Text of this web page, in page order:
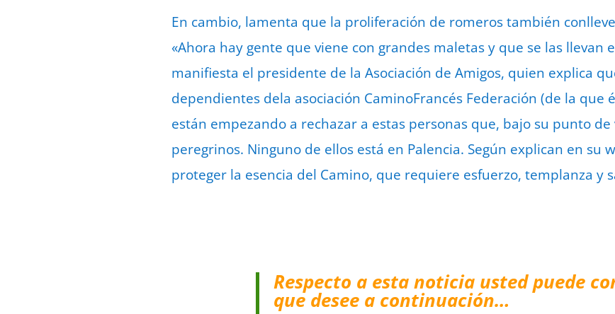
En cambio, lamenta que la proliferación de romeros también
«Ahora hay gente que viene con grandes maletas y que se las llevan
manifiesta el presidente de la Asociación de Amigos, quien explica
dependientes dela asociación CaminoFrancés Federación (de la que
están empezando a rechazar a estas personas que, bajo su punto
peregrinos. Ninguno de ellos está en Palencia. Según explican en su
proteger la esencia del Camino, que requiere esfuerzo, templanza y
Respecto a esta noticia usted puede
que desee a continuación…